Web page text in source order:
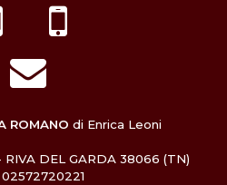
ROMANO di Enrica Leoni
RIVA DEL GARDA 38066 (TN)
02572720221